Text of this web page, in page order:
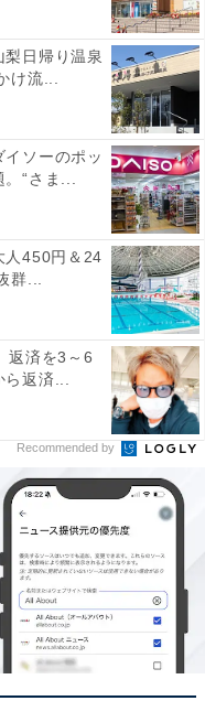
に聞いた「大学認知度」
稲田大学」、1位は？
梨日帰り温泉
け流...
イソーのポッ
。“さま...
人450円＆24
群...
返済を3～6
ら返済...
Recommended by